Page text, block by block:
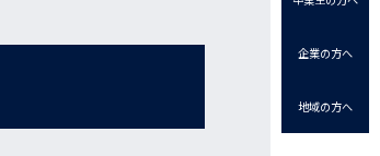
企業の方へ
地域の方へ